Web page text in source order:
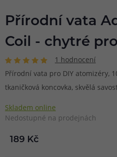
Přírodní vata
Coil - chytré
1 hodnocení
Přírodní vata pro DIY atomizéry,
tkaničková koncovka, skvělá
Skladem online
Nedostupné na prodejnách
189 Kč